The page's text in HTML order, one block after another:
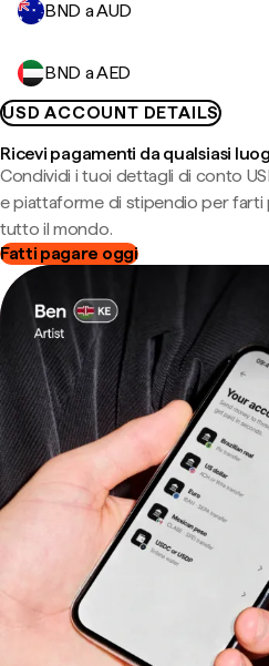
BND a AUD
BND a AED
USD ACCOUNT DETAILS
Ricevi pagamenti da qualsiasi
Condividi i tuoi dettagli di conto
e piattaforme di stipendio per farti
tutto il mondo.
Fatti pagare oggi